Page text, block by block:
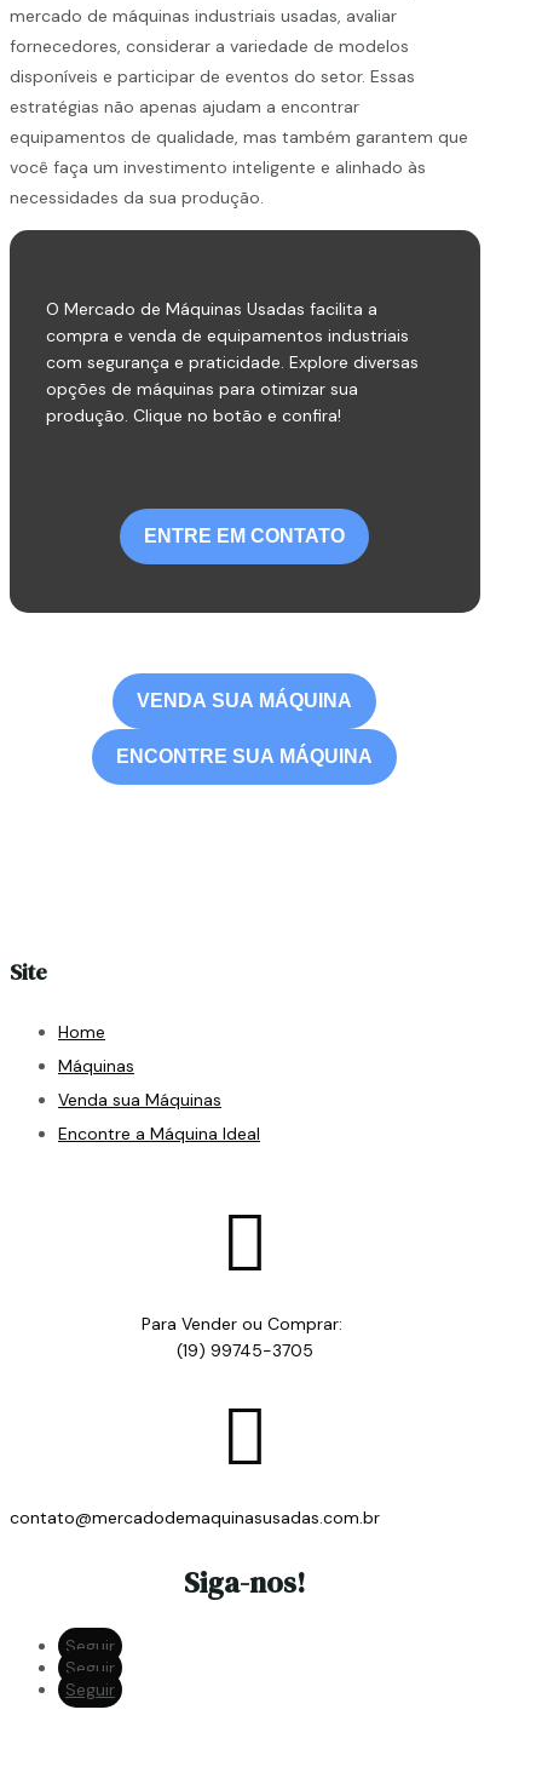
mercado de máquinas industriais usadas, avaliar
fornecedores, considerar a variedade de modelos
disponíveis e participar de eventos do setor. Essas
estratégias não apenas ajudam a encontrar
equipamentos de qualidade, mas também garantem que
você faça um investimento inteligente e alinhado às
necessidades da sua produção.
O Mercado de Máquinas Usadas facilita a
compra e venda de equipamentos industriais
com segurança e praticidade. Explore diversas
opções de máquinas para otimizar sua
produção. Clique no botão e confira!
ENTRE EM CONTATO
VENDA SUA MÁQUINA
ENCONTRE SUA MÁQUINA
Site
Home
Máquinas
Venda sua Máquinas
Encontre a Máquina Ideal

Para Vender ou Comprar:
(19) 99745-3705

contato@mercadodemaquinasusadas.com.br
Siga-nos!
Seguir
Seguir
Seguir